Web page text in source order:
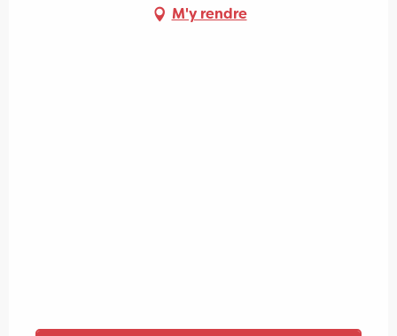
M'y rendre